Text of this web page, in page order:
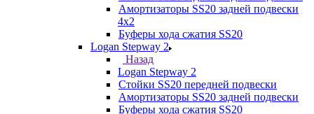
Амортизаторы SS20 задней подвески
4х2
Буферы хода сжатия SS20
Logan Stepway 2
Назад
Logan Stepway 2
Стойки SS20 передней подвески
Амортизаторы SS20 задней подвески
Буферы хода сжатия SS20